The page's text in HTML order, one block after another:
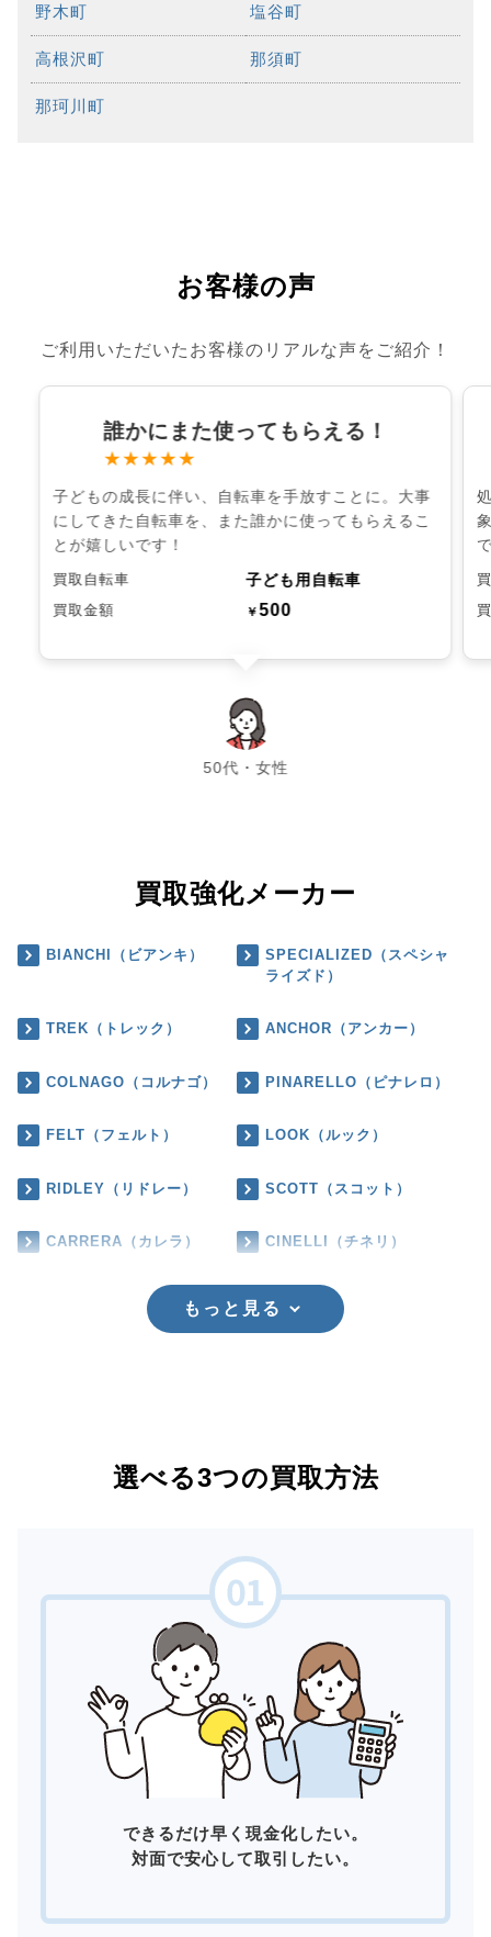
野木町 塩谷町
高根沢町 那須町
那珂川町
お客様の声
ご利用いただいたお客様のリアルな声をご紹介！
誰かにまた使ってもらえる！
★★★★★
子どもの成長に伴い、自転車を手放すことに。大事
にしてきた自転車を、また誰かに使ってもらえるこ
とが嬉しいです！
買取自転車 子ども用自転車
買取金額 ￥500
50代・女性
chevron_left chevron_right
買取強化メーカー
BIANCHI（ビアンキ）
SPECIALIZED（スペシャ
ライズド）
TREK（トレック） ANCHOR（アンカー）
COLNAGO（コルナゴ） PINARELLO（ピナレロ）
FELT（フェルト） LOOK（ルック）
RIDLEY（リドレー） SCOTT（スコット）
CARRERA（カレラ） CINELLI（チネリ）
もっと見る
選べる3つの買取方法
できるだけ早く現金化したい。
対面で安心して取引したい。